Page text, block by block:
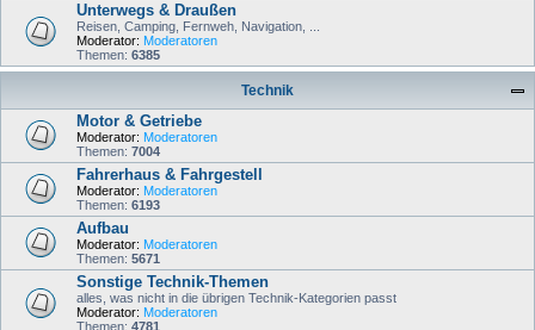
Unterwegs & Draußen
Reisen, Camping, Fernweh, Navigation, ...
Moderator: Moderatoren
Themen: 6385
Technik
Motor & Getriebe
Moderator: Moderatoren
Themen: 7004
Fahrerhaus & Fahrgestell
Moderator: Moderatoren
Themen: 6193
Aufbau
Moderator: Moderatoren
Themen: 5671
Sonstige Technik-Themen
alles, was nicht in die übrigen Technik-Kategorien passt
Moderator: Moderatoren
Themen: 4781